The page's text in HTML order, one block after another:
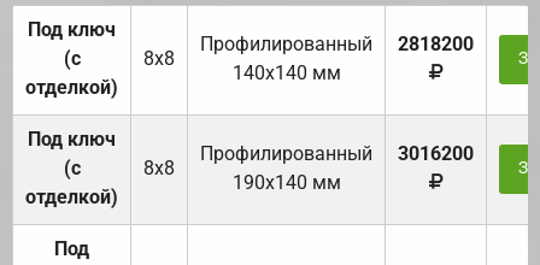
Под ключ
(с
отделкой)
8х8
Профилированный
140х140 мм
2818200
Под ключ
(с
отделкой)
8х8
Профилированный
190х140 мм
3016200
Под